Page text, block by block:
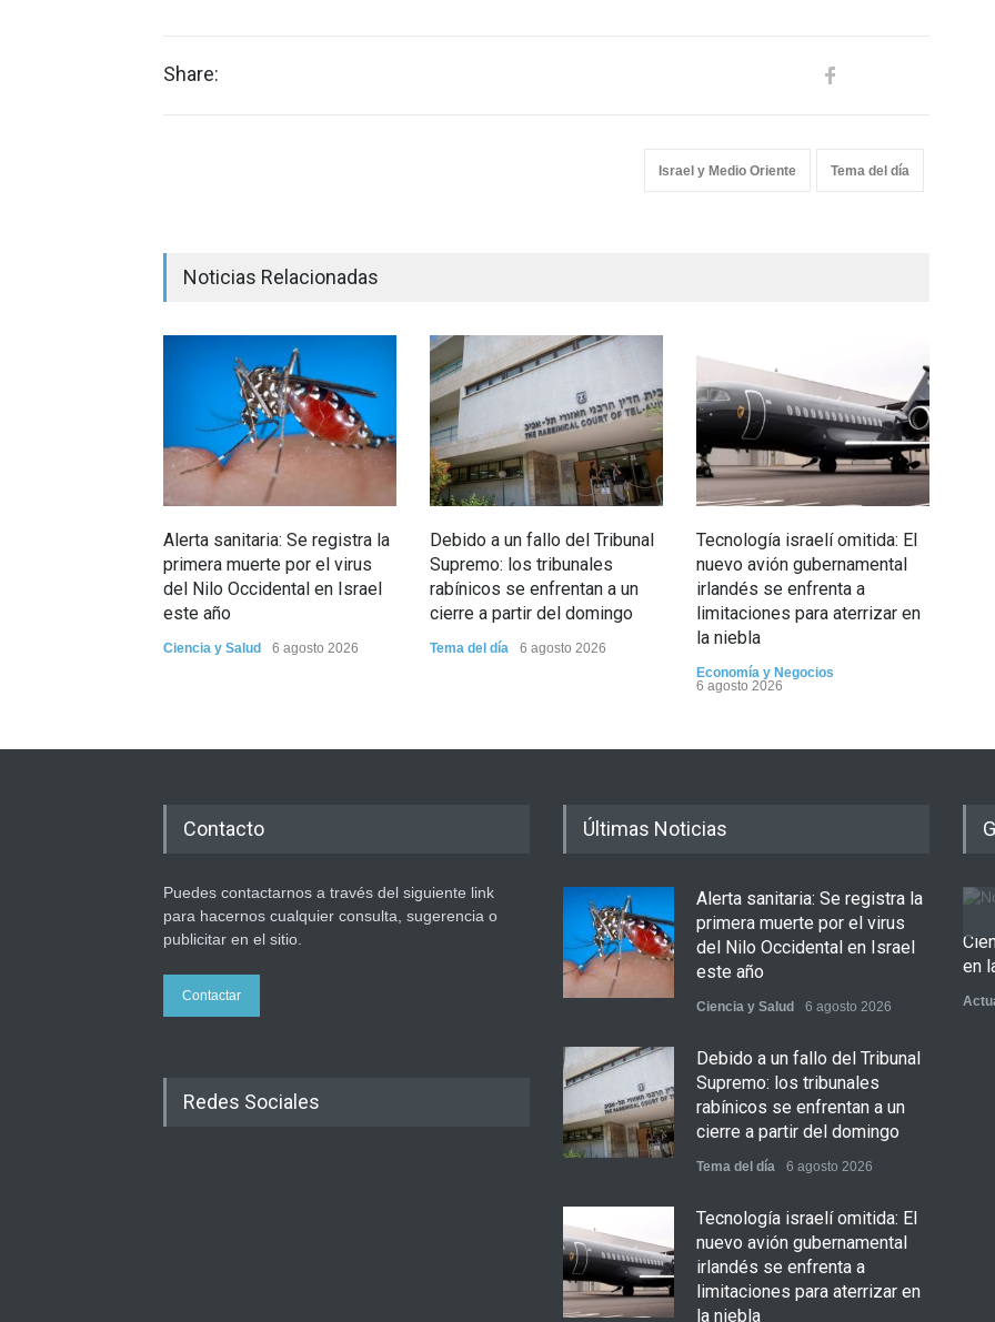
Share:
Israel y Medio Oriente Tema del día
Noticias Relacionadas
Alerta sanitaria: Se registra la
primera muerte por el virus
del Nilo Occidental en Israel
este año
Ciencia y Salud 6 agosto 2026
Debido a un fallo del Tribunal
Supremo: los tribunales
rabínicos se enfrentan a un
cierre a partir del domingo
Tema del día 6 agosto 2026
Tecnología israelí omitida: El
nuevo avión gubernamental
irlandés se enfrenta a
limitaciones para aterrizar en
la niebla
Economía y Negocios
6 agosto 2026
Contacto
Puedes contactarnos a través del siguiente link
para hacernos cualquier consulta, sugerencia o
publicitar en el sitio.
Contactar
Redes Sociales
Últimas Noticias
Alerta sanitaria: Se registra la
primera muerte por el virus
del Nilo Occidental en Israel
este año
Ciencia y Salud 6 agosto 2026
Debido a un fallo del Tribunal
Supremo: los tribunales
rabínicos se enfrentan a un
cierre a partir del domingo
Tema del día 6 agosto 2026
Tecnología israelí omitida: El
nuevo avión gubernamental
irlandés se enfrenta a
limitaciones para aterrizar en
la niebla
en